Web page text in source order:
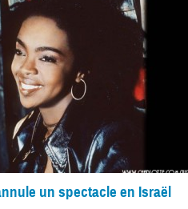
un spectacle en Israël